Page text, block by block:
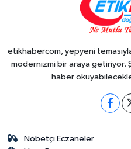
etikhabercom, yepyeni
modernizmi bir araya getiriyor.
haber
Nöbetçi Eczaneler